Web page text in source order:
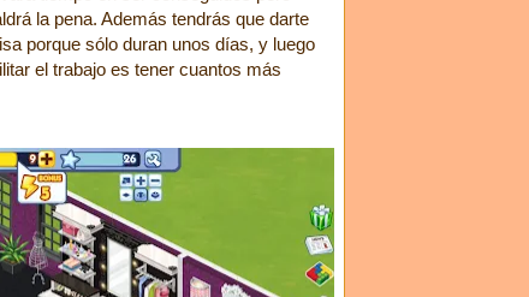
la pena. Además tendrás que darte
porque sólo duran unos días, y luego
el trabajo es tener cuantos más